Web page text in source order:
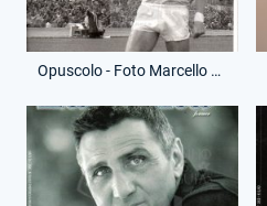
Opuscolo - Foto Marcello Geppetti - La Banda Maestrelli '74-'76